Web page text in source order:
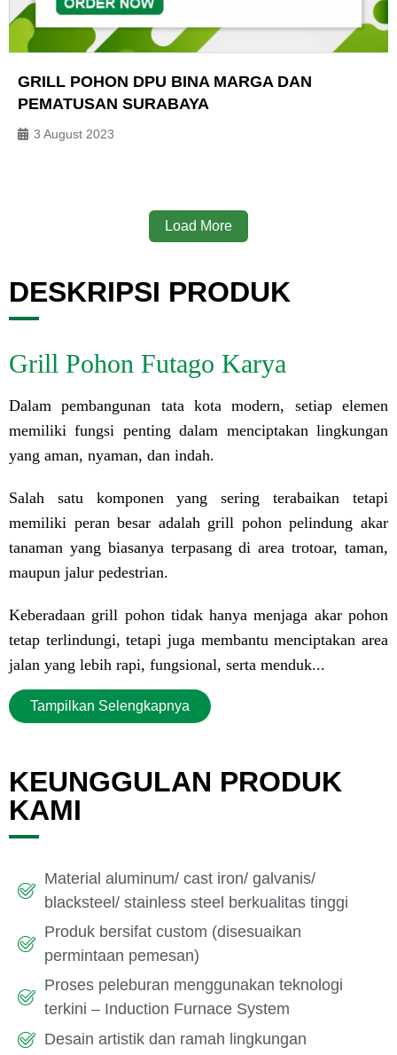
GRILL POHON DPU BINA MARGA DAN
PEMATUSAN SURABAYA
3 August 2023
Load More
DESKRIPSI PRODUK
Grill Pohon Futago Karya
Dalam pembangunan tata kota modern, setiap elemen
memiliki fungsi penting dalam menciptakan lingkungan
yang aman, nyaman, dan indah.
Salah satu komponen yang sering terabaikan tetapi
memiliki peran besar adalah grill pohon pelindung akar
tanaman yang biasanya terpasang di area trotoar, taman,
maupun jalur pedestrian.
Keberadaan grill pohon tidak hanya menjaga akar pohon
tetap terlindungi, tetapi juga membantu menciptakan area
jalan yang lebih rapi, fungsional, serta menduk...
Tampilkan Selengkapnya
KEUNGGULAN PRODUK
KAMI
Material aluminum/ cast iron/ galvanis/
blacksteel/ stainless steel berkualitas tinggi
Produk bersifat custom (disesuaikan
permintaan pemesan)
Proses peleburan menggunakan teknologi
terkini – Induction Furnace System
Desain artistik dan ramah lingkungan